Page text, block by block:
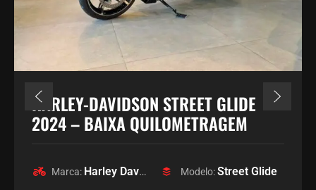
HARLEY-DAVIDSON STREET GLIDE
2024 – BAIXA QUILOMETRAGEM
Marca: Harley Davidson Modelo:Street Glide